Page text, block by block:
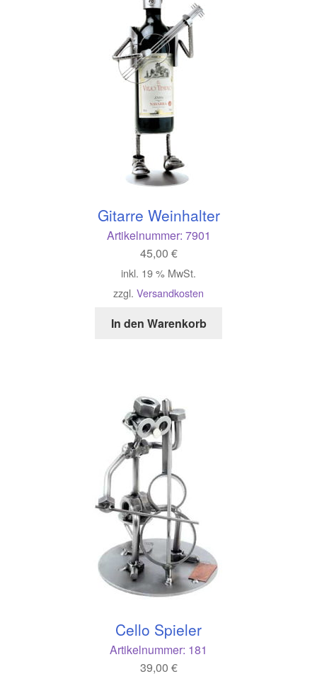
Gitarre Weinhalter
Artikelnummer: 7901
45,00 €
inkl. 19 % MwSt.
zzgl. Versandkosten
In den Warenkorb
Cello Spieler
Artikelnummer: 181
39,00 €